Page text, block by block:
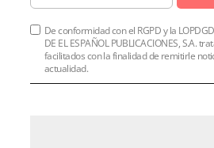
De conformidad con el RGPD y la
DE EL ESPAÑOL PUBLICACIONES, S.A.
facilitados con la finalidad de remitirle
actualidad.